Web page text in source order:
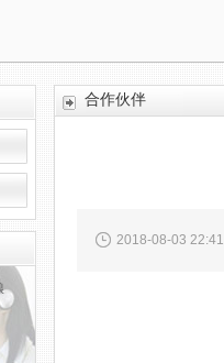
合作伙伴
2018-08-03 22:41